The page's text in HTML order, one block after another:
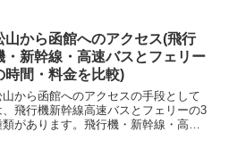
山から函館へのアクセス(飛行
・新幹線・高速バスとフェリー
時間・料金を比較)
山から函館へのアクセスの手段として
、飛行機新幹線高速バスとフェリーの3
類があります。飛行機・新幹線・高速